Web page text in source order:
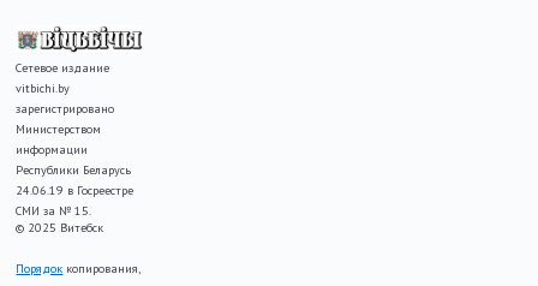
Сетевое издание
vitbichi.by
зарегистрировано
Министерством
информации
Республики Беларусь
24.06.19 в Госреестре
СМИ за № 15.
© 2025 Витебск
Порядок копирования,